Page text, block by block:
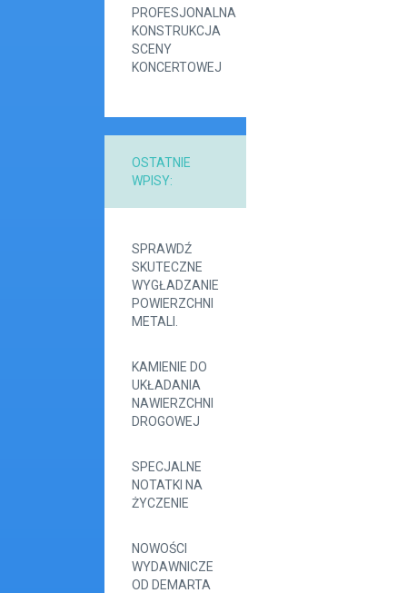
PROFESJONALNA
KONSTRUKCJA
SCENY
KONCERTOWEJ
OSTATNIE
WPISY:
SPRAWDŹ
SKUTECZNE
WYGŁADZANIE
POWIERZCHNI
METALI.
KAMIENIE DO
UKŁADANIA
NAWIERZCHNI
DROGOWEJ
SPECJALNE
NOTATKI NA
ŻYCZENIE
NOWOŚCI
WYDAWNICZE
OD DEMARTA